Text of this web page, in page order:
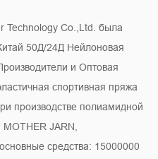
Technology Co.,Ltd. была
50Д/24Д Нейлоновая
и Оптовая
спортивная пряжа
производстве полиамидной
JARN,
средства: 15000000